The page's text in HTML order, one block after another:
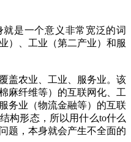
是一个意义非常宽泛的词
）、工业（第二产业）和服
盖农业、工业、服务业。该
麻纤维等）的互联网化、工
务业（物流金融等）的互联
构形态，所以用什么to什么
题，本身就会产生不全面的